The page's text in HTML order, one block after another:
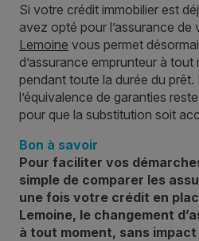
Si votre crédit immobilier est
avez opté pour l’assurance de
Lemoine vous permet
d’assurance emprunteur à tout
pendant toute la durée du
l’équivalence de garanties
pour que la substitution soit
Bon à savoir
Pour faciliter vos
simple de comparer les
une fois votre crédit en
Lemoine, le changement
à tout moment, sans